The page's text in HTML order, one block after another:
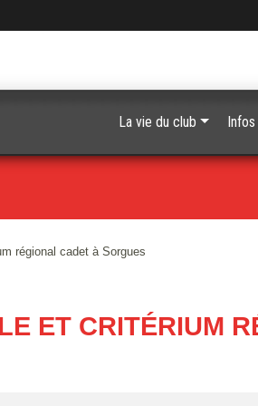
régional cadet à Sorgues
ET CRITÉRIUM
La vie du club